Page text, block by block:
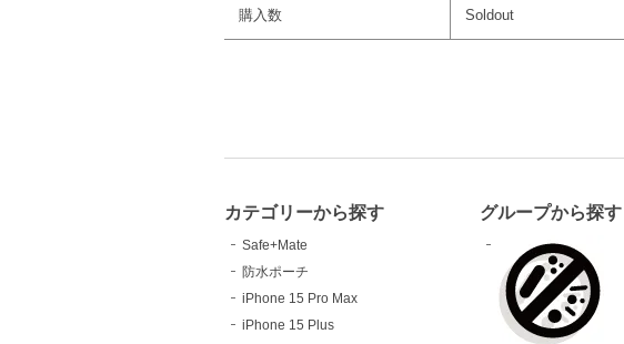
購入数 Soldout
カテゴリーから探す
Safe+Mate
防水ポーチ
iPhone 15 Pro Max
iPhone 15 Plus
グループから探す